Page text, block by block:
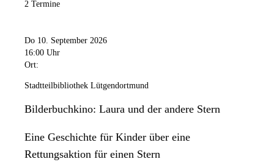
2 Termine
Do 10. September 2026
16:00 Uhr
Ort:
Stadtteilbibliothek Lütgendortmund
Bilderbuchkino: Laura und der andere Stern
Eine Geschichte für Kinder über eine
Rettungsaktion für einen Stern